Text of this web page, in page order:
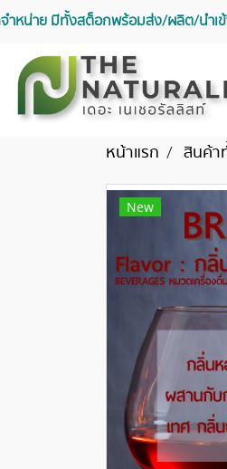
น่าย มีทั้งสต็อกพร้อมส่ง/ผลิต/นำเ
หน้าแรก สินค้า
New